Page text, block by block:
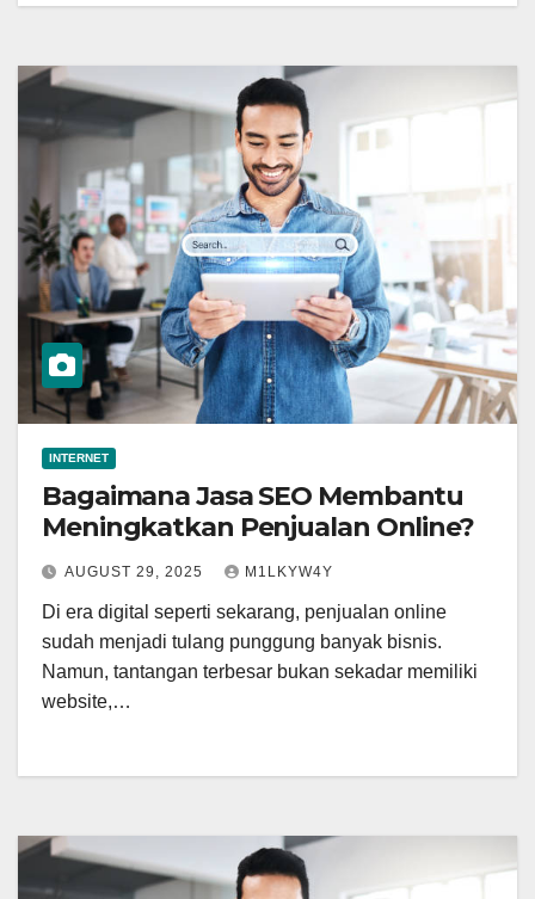
INTERNET
Bagaimana Jasa SEO Membantu
Meningkatkan Penjualan Online?
AUGUST 29, 2025 M1LKYW4Y
Di era digital seperti sekarang, penjualan online
sudah menjadi tulang punggung banyak bisnis.
Namun, tantangan terbesar bukan sekadar memiliki
website,…